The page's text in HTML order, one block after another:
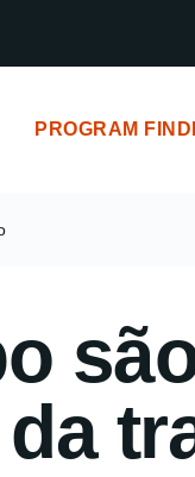
PROGRAM